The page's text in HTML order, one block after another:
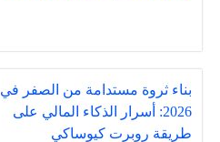
بناء ثروة مستدامة من الصفر في
2026: أسرار الذكاء المالي على
طريقة روبرت كيوساكي